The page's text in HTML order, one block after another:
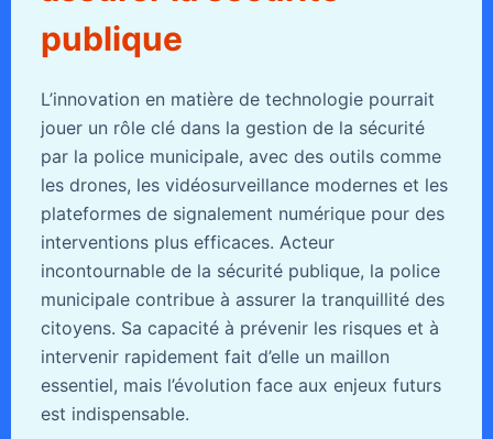
publique
L’innovation en matière de technologie pourrait
jouer un rôle clé dans la gestion de la sécurité
par la police municipale, avec des outils comme
les drones, les vidéosurveillance modernes et les
plateformes de signalement numérique pour des
interventions plus efficaces. Acteur
incontournable de la sécurité publique, la police
municipale contribue à assurer la tranquillité des
citoyens. Sa capacité à prévenir les risques et à
intervenir rapidement fait d’elle un maillon
essentiel, mais l’évolution face aux enjeux futurs
est indispensable.